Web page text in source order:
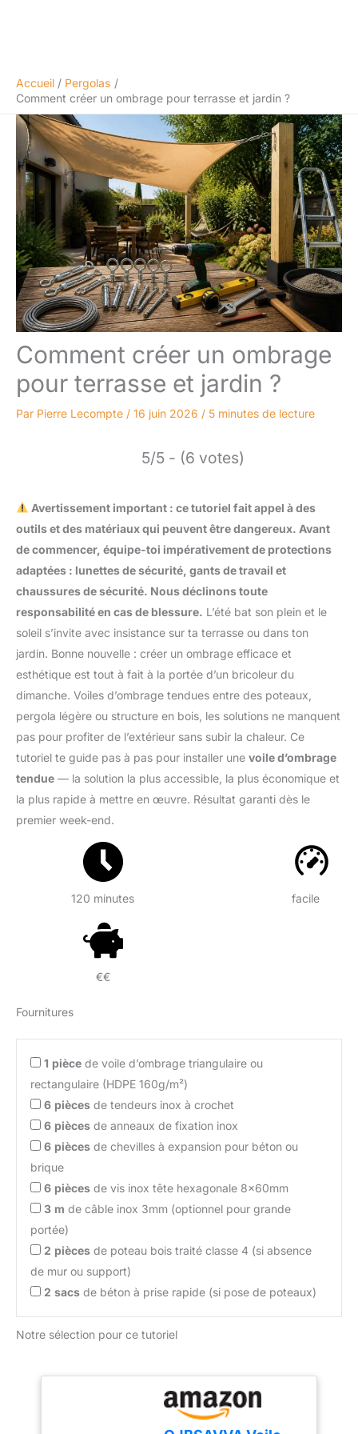
Accueil
Pergolas
Comment créer un ombrage pour terrasse et jardin ?
Comment créer un ombrage
pour terrasse et jardin ?
Par Pierre Lecompte / 16 juin 2026 / 5 minutes de lecture
5/5 - (6 votes)
Avertissement important : ce tutoriel fait appel à des
outils et des matériaux qui peuvent être dangereux. Avant
de commencer, équipe-toi impérativement de protections
adaptées : lunettes de sécurité, gants de travail et
chaussures de sécurité. Nous déclinons toute
responsabilité en cas de blessure. L’été bat son plein et le
soleil s’invite avec insistance sur ta terrasse ou dans ton
jardin. Bonne nouvelle : créer un ombrage efficace et
esthétique est tout à fait à la portée d’un bricoleur du
dimanche. Voiles d’ombrage tendues entre des poteaux,
pergola légère ou structure en bois, les solutions ne manquent
pas pour profiter de l’extérieur sans subir la chaleur. Ce
tutoriel te guide pas à pas pour installer une voile d’ombrage
tendue — la solution la plus accessible, la plus économique et
la plus rapide à mettre en œuvre. Résultat garanti dès le
premier week-end.
120 minutes facile
€€
Fournitures
1 pièce de voile d’ombrage triangulaire ou
rectangulaire (HDPE 160g/m²)
6 pièces de tendeurs inox à crochet
6 pièces de anneaux de fixation inox
6 pièces de chevilles à expansion pour béton ou
brique
6 pièces de vis inox tête hexagonale 8x60mm
3 m de câble inox 3mm (optionnel pour grande
portée)
2 pièces de poteau bois traité classe 4 (si absence
de mur ou support)
2 sacs de béton à prise rapide (si pose de poteaux)
Notre sélection pour ce tutoriel